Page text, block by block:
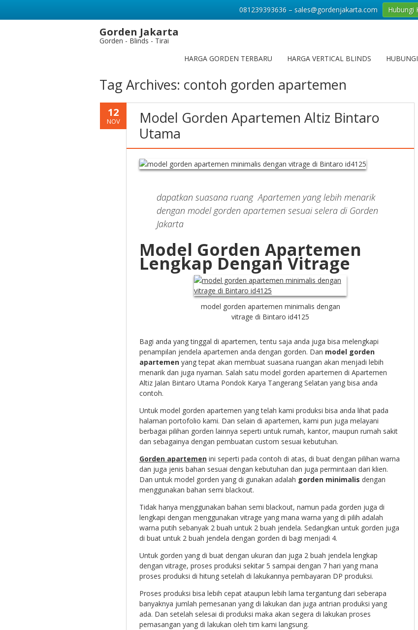
Gorden Jakarta
Gorden - Blinds - Tirai
HARGA GORDEN TERBARU
HARGA VERTICAL BLINDS
Tag Archives: contoh gorden apartemen
12
NOV
Model Gorden Apartemen Altiz Bintaro
Utama
dapatkan suasana ruang Apartemen yang lebih menarik
dengan model gorden apartemen sesuai selera di Gorden
Jakarta
Model Gorden Apartemen
Lengkap Dengan Vitrage
model gorden apartemen minimalis dengan
vitrage di Bintaro id4125
Bagi anda yang tinggal di apartemen, tentu saja anda juga bisa melengkapi
penampilan jendela apartemen anda dengan gorden. Dan model gorden
apartemenyang tepat akan membuat suasana ruangan akan menjadi lebih
menarik dan juga nyaman. Salah satu model gorden apartemen di Apartemen
Altiz Jalan Bintaro Utama Pondok Karya Tangerang Selatan yang bisa anda
contoh.
Untuk model gorden apartemen yang telah kami produksi bisa anda lihat pada
halaman portofolio kami. Dan selain di apartemen, kami pun juga melayani
berbagai pilihan gorden lainnya seperti untuk rumah, kantor, maupun rumah sakit
dan sebagainya dengan pembuatan custom sesuai kebutuhan.
Gorden apartemenini seperti pada contoh di atas, di buat dengan pilihan warna
dan juga jenis bahan sesuai dengan kebutuhan dan juga permintaan dari klien.
Dan untuk model gorden yang di gunakan adalah gorden minimalis dengan
menggunakan bahan semi blackout.
Tidak hanya menggunakan bahan semi blackout, namun pada gorden juga di
lengkapi dengan menggunakan vitrage yang mana warna yang di pilih adalah
warna putih sebanyak 2 buah untuk 2 buah jendela. Sedangkan untuk gorden juga
di buat untuk 2 buah jendela dengan gorden di bagi menjadi 4.
Untuk gorden yang di buat dengan ukuran dan juga 2 buah jendela lengkap
dengan vitrage, proses produksi sekitar 5 sampai dengan 7 hari yang mana
proses produksi di hitung setelah di lakukannya pembayaran DP produksi.
Proses produksi bisa lebih cepat ataupun lebih lama tergantung dari seberapa
banyaknya jumlah pemesanan yang di lakukan dan juga antrian produksi yang
ada. Dan setelah selesai di produksi maka akan segera di lakukan proses
pemasangan yang di lakukan oleh tim kami langsung.
081239393636 – sales@gordenjakarta.com Hubungi